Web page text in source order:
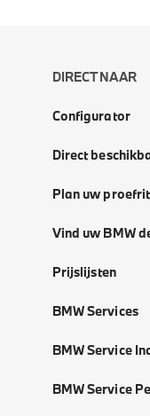
DIRECT NAAR
Configurator
Direct
Plan uw proefrit
Vind uw BMW
Prijslijsten
BMW Services
BMW Service
BMW Service